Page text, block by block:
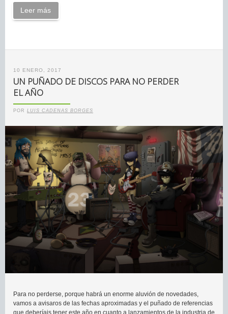
Leer más
10 ENERO, 2017
UN PUÑADO DE DISCOS PARA NO PERDER
EL AÑO
POR LUIS CADENAS BORGES
Para no perderse, porque habrá un enorme aluvión de novedades,
vamos a avisaros de las fechas aproximadas y el puñado de referencias
que deberíais tener este año en cuanto a lanzamientos de la industria de